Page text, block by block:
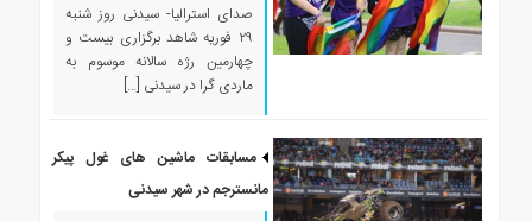
صدای استرالیا- سیدنی روز شنبه
۲۹ فوریه شاهد برگزاری بیست و
چهارمین رژه سالانه موسوم به
ماردی گرا در سیدنی […]
مسابقات ماشین های غول پیکر
مانسترجم در شهر سیدنی